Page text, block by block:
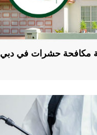
مكافحة حشرات في دبي